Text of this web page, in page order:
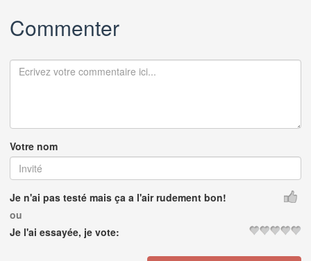
Commenter
Votre nom
Je n'ai pas testé mais ça a l'air rudement bon!
ou
Je l'ai essayée, je vote: